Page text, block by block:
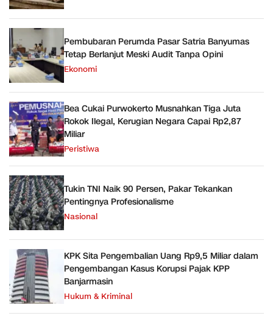
Pembubaran Perumda Pasar Satria Banyumas
Tetap Berlanjut Meski Audit Tanpa Opini
Ekonomi
Bea Cukai Purwokerto Musnahkan Tiga Juta
Rokok Ilegal, Kerugian Negara Capai Rp2,87
Miliar
Peristiwa
Tukin TNI Naik 90 Persen, Pakar Tekankan
Pentingnya Profesionalisme
Nasional
KPK Sita Pengembalian Uang Rp9,5 Miliar dalam
Pengembangan Kasus Korupsi Pajak KPP
Banjarmasin
Hukum & Kriminal